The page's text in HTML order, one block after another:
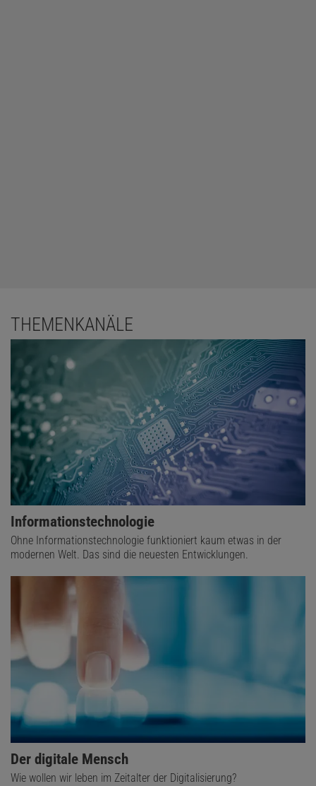
THEMENKANÄLE
Informationstechnologie
Ohne Informationstechnologie funktioniert kaum etwas in der
modernen Welt. Das sind die neuesten Entwicklungen.
Der digitale Mensch
Wie wollen wir leben im Zeitalter der Digitalisierung?